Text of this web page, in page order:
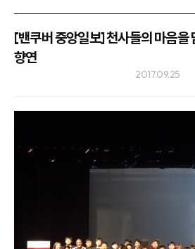
[밴쿠버 중앙일보] 천사들의 마음을
향연
2017.09.25